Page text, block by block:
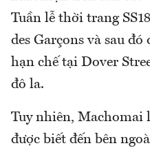
Tuần lễ thời trang
des Garçons và sau
hạn chế tại Dover
đô la.
Tuy nhiên, Machomai
được biết đến bên